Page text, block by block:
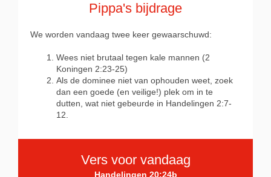
Pippa's bijdrage
We worden vandaag twee keer gewaarschuwd:
Wees niet brutaal tegen kale mannen (2
Koningen 2:23-25)
Als de dominee niet van ophouden weet, zoek
dan een goede (en veilige!) plek om in te
dutten, wat niet gebeurde in Handelingen 2:7-
12.
Vers voor vandaag
Handelingen 20:24b